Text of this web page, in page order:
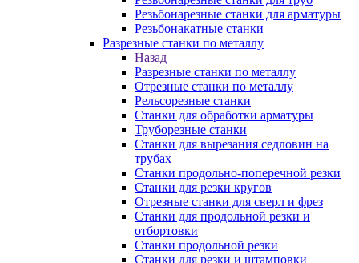
Резьбонарезные станки для арматуры
Резьбонакатные станки
Разрезные станки по металлу
Назад
Разрезные станки по металлу
Отрезные станки по металлу
Рельсорезные станки
Станки для обработки арматуры
Труборезные станки
Станки для вырезания седловин на
трубаx
Станки продольно-поперечной резки
Станки для резки кругов
Отрезные станки для сверл и фрез
Станки для продольной резки и
отбортовки
Станки продольной резки
Станки для резки и штамповки